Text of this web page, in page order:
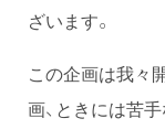
ざいます。
この企画は我々
画、ときには苦